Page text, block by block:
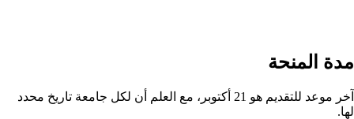
مدة المنحة
آخر موعد للتقديم هو 21 أكتوبر، مع العلم أن لكل جامعة تاريخ محدد
لها.